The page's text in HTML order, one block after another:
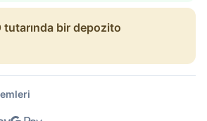
tutarında bir depozito